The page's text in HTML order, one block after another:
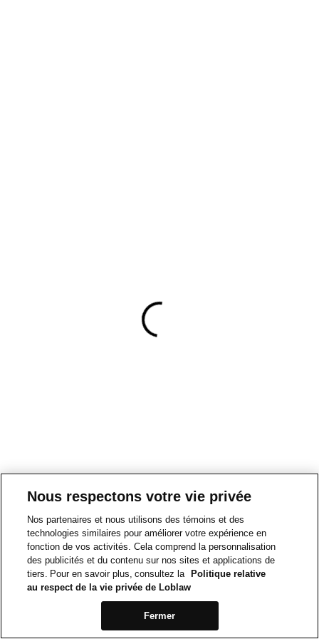
Nous respectons votre vie privée
Nos partenaires et nous utilisons des témoins et des
technologies similaires pour améliorer votre expérience en
fonction de vos activités. Cela comprend la personnalisation
des publicités et du contenu sur nos sites et applications de
tiers. Pour en savoir plus, consultez la
Politique relative
au respect de la vie privée de Loblaw
Fermer